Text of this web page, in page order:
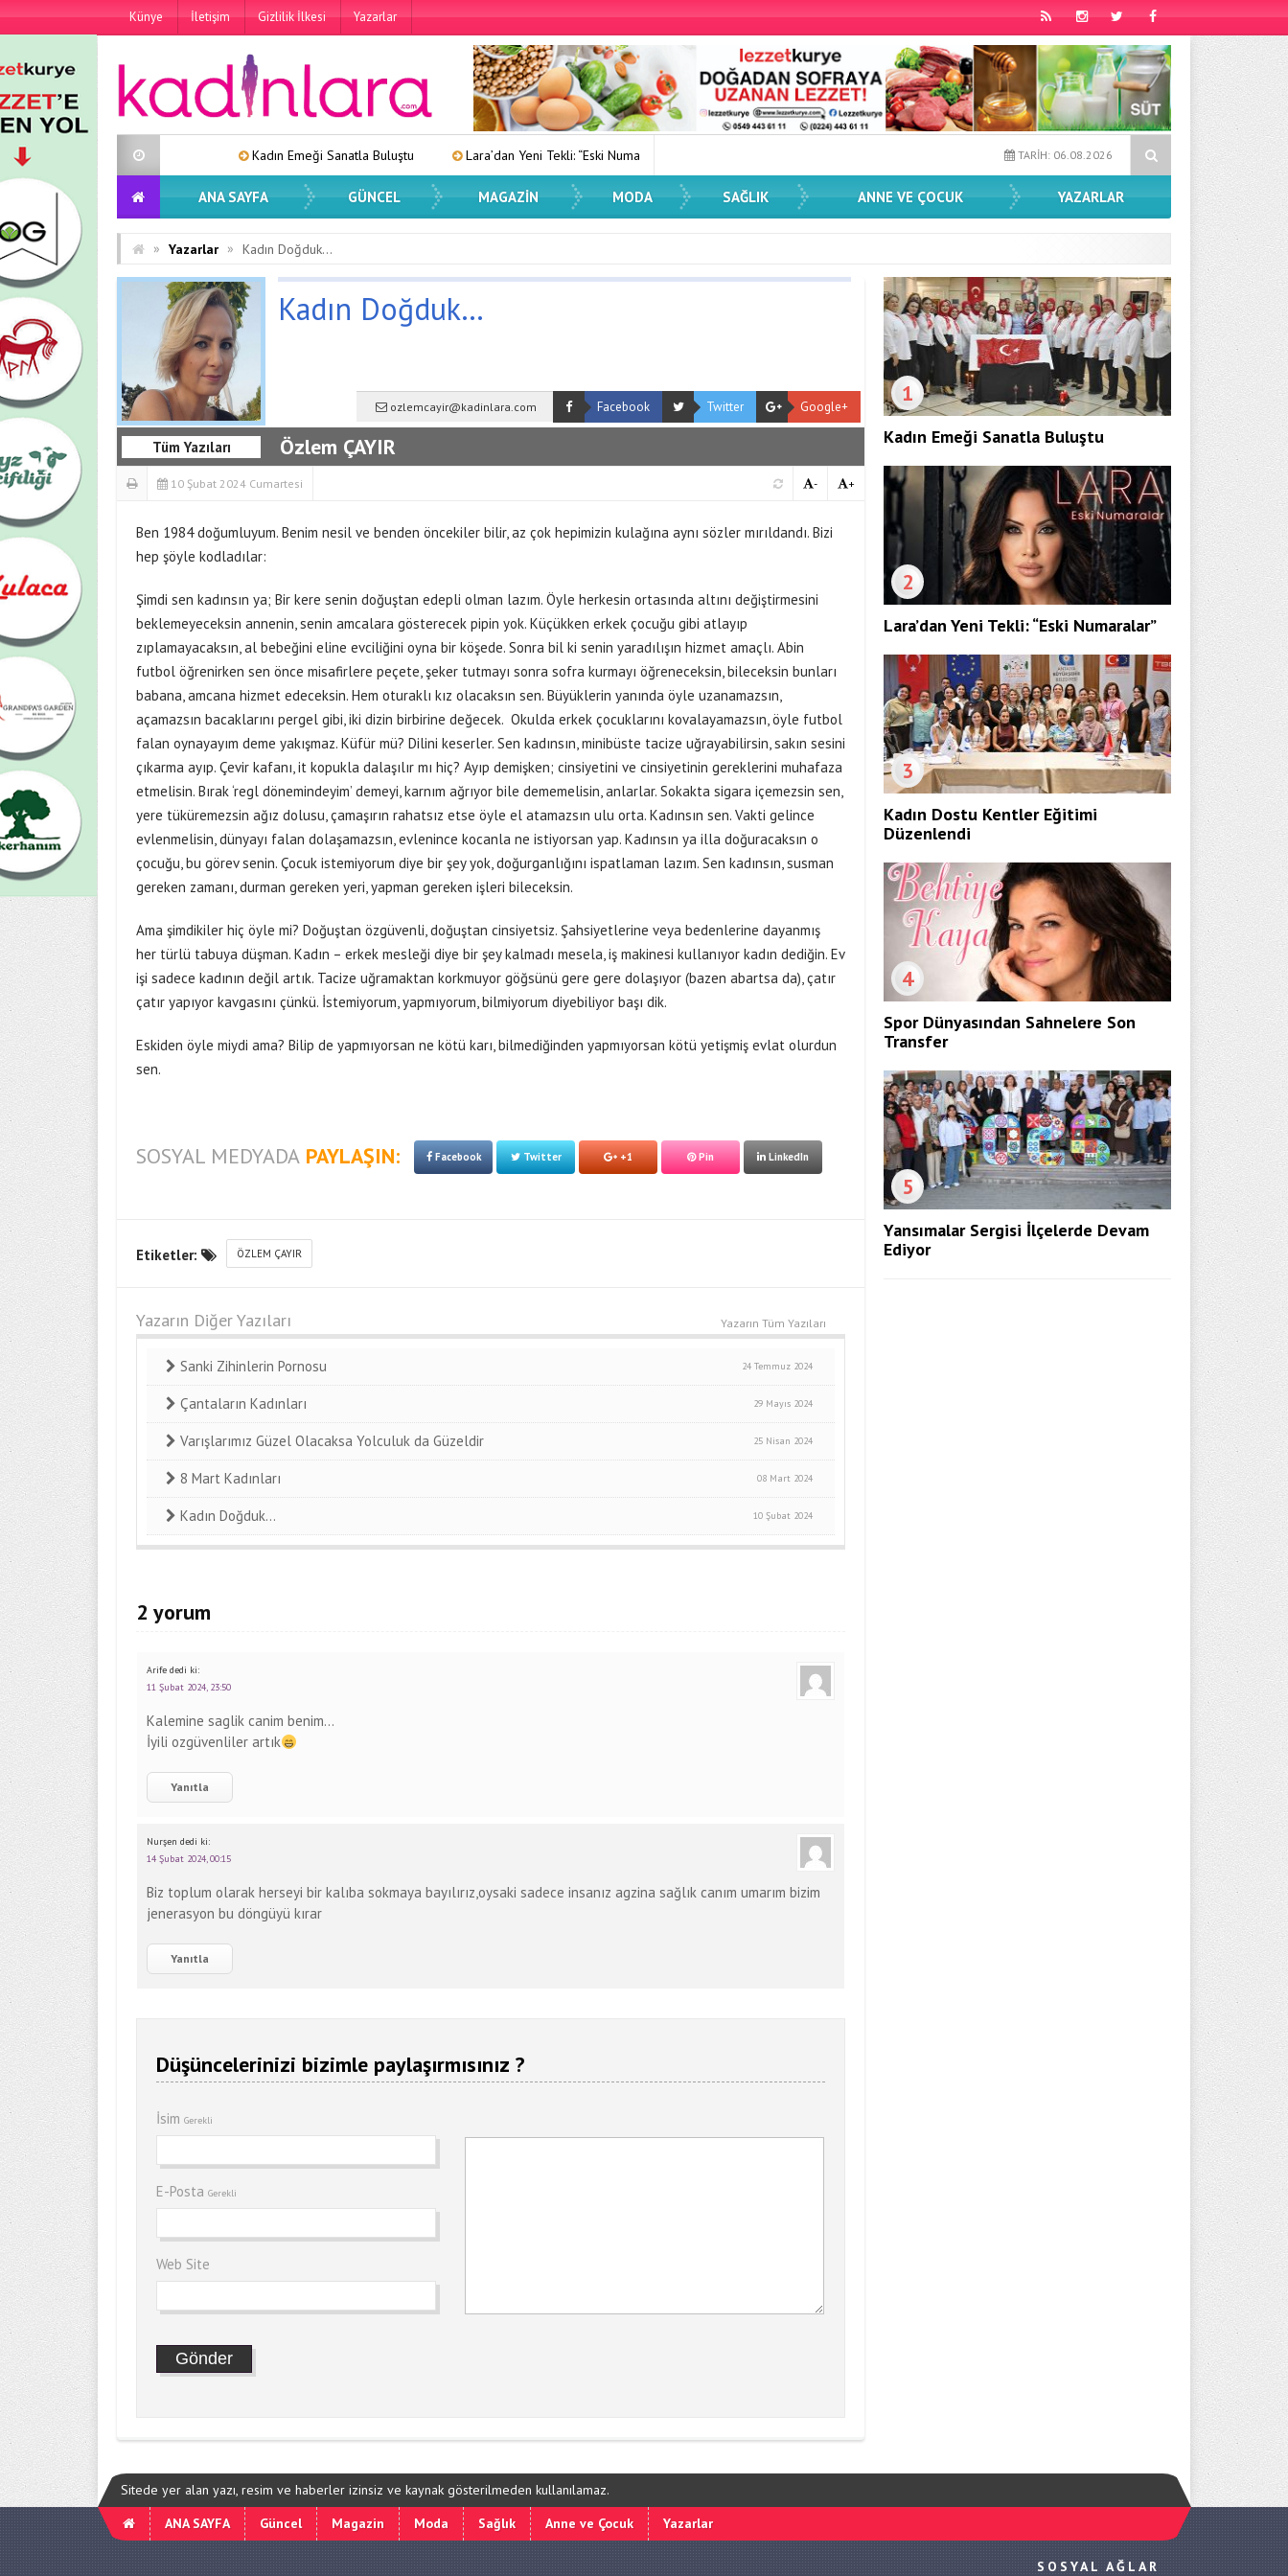
Künye İletişim Gizlilik İlkesi Yazarlar
Kadın Emeği Sanatla Buluştu Lara’dan Yeni Tekli: “Eski Numaralar” Spor Dünyasından Sahnelere Son Transfer
TARİH: 06.08.2026
ANA SAYFA GÜNCEL MAGAZIN MODA SAĞLIK ANNE VE ÇOCUK YAZARLAR
» Yazarlar » Kadın Doğduk…
Özlem ÇAYIR
Tüm Yazıları
ozlemcayir@kadinlara.com Facebook Twitter Google+
Kadın Doğduk…
10 Şubat 2024 Cumartesi +
-
Ben 1984 doğumluyum. Benim nesil ve benden öncekiler bilir, az çok hepimizin kulağına aynı sözler mırıldandı. Bizi
hep şöyle kodladılar:
Şimdi sen kadınsın ya; Bir kere senin doğuştan edepli olman lazım. Öyle herkesin ortasında altını değiştirmesini
beklemeyeceksin annenin, senin amcalara gösterecek pipin yok. Küçükken erkek çocuğu gibi atlayıp
zıplamayacaksın, al bebeğini eline evciliğini oyna bir köşede. Sonra bil ki senin yaradılışın hizmet amaçlı. Abin
futbol öğrenirken sen önce misafirlere peçete, şeker tutmayı sonra sofra kurmayı öğreneceksin, bileceksin bunları
babana, amcana hizmet edeceksin. Hem oturaklı kız olacaksın sen. Büyüklerin yanında öyle uzanamazsın,
açamazsın bacaklarını pergel gibi, iki dizin birbirine değecek. Okulda erkek çocuklarını kovalayamazsın, öyle futbol
falan oynayayım deme yakışmaz. Küfür mü? Dilini keserler. Sen kadınsın, minibüste tacize uğrayabilirsin, sakın sesini
çıkarma ayıp. Çevir kafanı, it kopukla dalaşılır mı hiç? Ayıp demişken; cinsiyetini ve cinsiyetinin gereklerini muhafaza
etmelisin. Bırak ‘regl dönemindeyim’ demeyi, karnım ağrıyor bile dememelisin, anlarlar. Sokakta sigara içemezsin sen,
yere tüküremezsin ağız dolusu, çamaşırın rahatsız etse öyle el atamazsın ulu orta. Kadınsın sen. Vakti gelince
evlenmelisin, dünyayı falan dolaşamazsın, evlenince kocanla ne istiyorsan yap. Kadınsın ya illa doğuracaksın o
çocuğu, bu görev senin. Çocuk istemiyorum diye bir şey yok, doğurganlığını ispatlaman lazım. Sen kadınsın, susman
gereken zamanı, durman gereken yeri, yapman gereken işleri bileceksin.
Ama şimdikiler hiç öyle mi? Doğuştan özgüvenli, doğuştan cinsiyetsiz. Şahsiyetlerine veya bedenlerine dayanmış
her türlü tabuya düşman. Kadın – erkek mesleği diye bir şey kalmadı mesela, iş makinesi kullanıyor kadın dediğin. Ev
işi sadece kadının değil artık. Tacize uğramaktan korkmuyor göğsünü gere gere dolaşıyor (bazen abartsa da), çatır
çatır yapıyor kavgasını çünkü. İstemiyorum, yapmıyorum, bilmiyorum diyebiliyor başı dik.
Eskiden öyle miydi ama? Bilip de yapmıyorsan ne kötü karı, bilmediğinden yapmıyorsan kötü yetişmiş evlat olurdun
sen.
SOSYAL MEDYADA PAYLAŞIN: Facebook Twitter +1 Pin LinkedIn
Etiketler: ÖZLEM ÇAYIR
Yazarın Diğer Yazıları Yazarın Tüm Yazıları
Sanki Zihinlerin Pornosu 24 Temmuz 2024
Çantaların Kadınları 29 Mayıs 2024
Varışlarımız Güzel Olacaksa Yolculuk da Güzeldir 25 Nisan 2024
8 Mart Kadınları 08 Mart 2024
Kadın Doğduk… 10 Şubat 2024
2 yorum
Arife dedi ki:
11 Şubat 2024, 23:50
Kalemine saglik canim benim…
İyili ozgüvenliler artık
Yanıtla
Nurşen dedi ki:
14 Şubat 2024, 00:15
Biz toplum olarak herseyi bir kalıba sokmaya bayılırız,oysaki sadece insanız agzina sağlık canım umarım bizim
jenerasyon bu döngüyü kırar
Yanıtla
Düşüncelerinizi bizimle paylaşırmısınız ?
İsim Gerekli
E-Posta Gerekli
Web Site
1
Kadın Emeği Sanatla Buluştu
2
Lara’dan Yeni Tekli: “Eski Numaralar”
3
Kadın Dostu Kentler Eğitimi
Düzenlendi
4
Spor Dünyasından Sahnelere Son
Transfer
5
Yansımalar Sergisi İlçelerde Devam
Ediyor
Sitede yer alan yazı, resim ve haberler izinsiz ve kaynak gösterilmeden kullanılamaz.
ANA SAYFA
Güncel Magazin Moda Sağlık Anne ve Çocuk Yazarlar
SOSYAL AĞLAR